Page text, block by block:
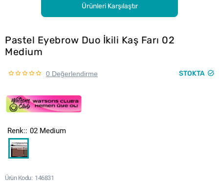
Ürünleri Karşılaştır
Pastel Eyebrow Duo İkili Kaş Farı 02
Medium
0 Değerlendirme STOKTA
Ürün Kodu 146831
Renk: 02 Medium